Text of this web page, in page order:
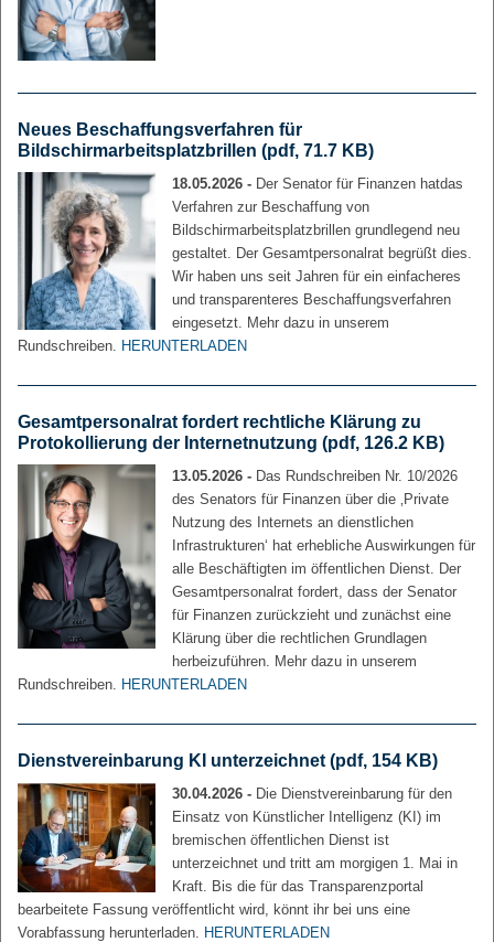
Neues Beschaffungsverfahren für
Bildschirmarbeitsplatzbrillen (pdf, 71.7 KB)
18.05.2026 - Der Senator für Finanzen hatdas
Verfahren zur Beschaffung von
Bildschirmarbeitsplatzbrillen grundlegend neu
gestaltet. Der Gesamtpersonalrat begrüßt dies.
Wir haben uns seit Jahren für ein einfacheres
und transparenteres Beschaffungsverfahren
eingesetzt. Mehr dazu in unserem
Rundschreiben. HERUNTERLADEN
Gesamtpersonalrat fordert rechtliche Klärung zu
Protokollierung der Internetnutzung (pdf, 126.2 KB)
13.05.2026 - Das Rundschreiben Nr. 10/2026
des Senators für Finanzen über die ‚Private
Nutzung des Internets an dienstlichen
Infrastrukturen‘ hat erhebliche Auswirkungen für
alle Beschäftigten im öffentlichen Dienst. Der
Gesamtpersonalrat fordert, dass der Senator
für Finanzen zurückzieht und zunächst eine
Klärung über die rechtlichen Grundlagen
herbeizuführen. Mehr dazu in unserem
Rundschreiben. HERUNTERLADEN
Dienstvereinbarung KI unterzeichnet (pdf, 154 KB)
30.04.2026 - Die Dienstvereinbarung für den
Einsatz von Künstlicher Intelligenz (KI) im
bremischen öffentlichen Dienst ist
unterzeichnet und tritt am morgigen 1. Mai in
Kraft. Bis die für das Transparenzportal
bearbeitete Fassung veröffentlicht wird, könnt ihr bei uns eine
Vorabfassung herunterladen. HERUNTERLADEN